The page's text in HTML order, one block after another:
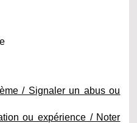
/ Signaler un abus ou
ou expérience / Noter